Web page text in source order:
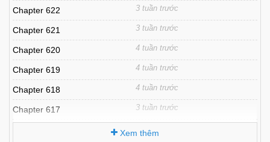
Chapter 622 3 tuần trước
Chapter 621 3 tuần trước
Chapter 620 4 tuần trước
Chapter 619 4 tuần trước
Chapter 618 4 tuần trước
Chapter 617 3 tuần trước
Xem thêm